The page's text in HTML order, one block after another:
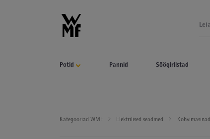
Potid Pannid Söögiriistad
Kategooriad WMF Elektrilised seadmed Kohvimasinad